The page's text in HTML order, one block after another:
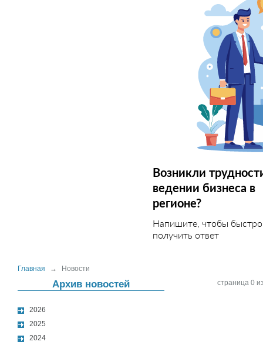
Возникли
ведении бизнеса в
регионе?
Напишите, чтобы быстро
получить ответ
Главная → Новости
Архив новостей
2026
2025
2024
страница 0